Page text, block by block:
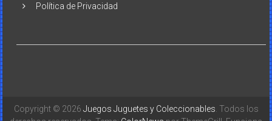
Política de Privacidad
Copyright © 2026 Juegos Juguetes y Coleccionables . Todos los